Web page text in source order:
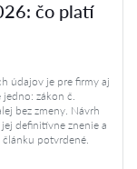
čo platí
údajov je pre firmy aj
zákon č.
bez zmeny. Návrh
definitívne znenie a
potvrdené.